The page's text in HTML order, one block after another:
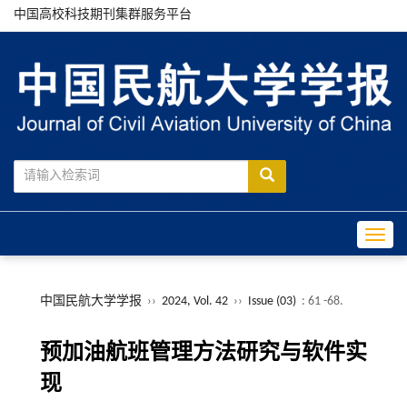
中国高校科技期刊集群服务平台
中国民航大学学报 ›› 2024, Vol. 42 ›› Issue (03) : 61 -68.
预加油航班管理方法研究与软件实
现